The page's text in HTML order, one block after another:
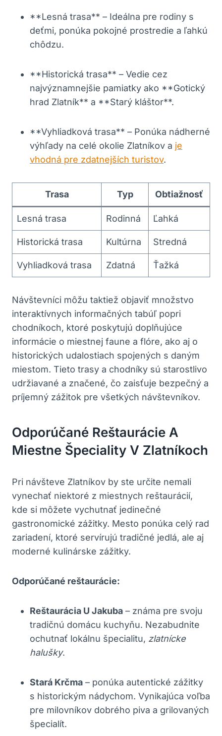
**Lesná trasa** – Ideálna pre rodiny s⁢
deťmi,‍ ponúka pokojné prostredie a ľahkú
chôdzu.
**Historická trasa** – Vedie cez
najvýznamnejšie‌ pamiatky ako **Gotický
hrad Zlatník** a **Starý kláštor**.
**Vyhliadková trasa** – Ponúka nádherné
výhľady ‌na celé okolie Zlatníkov​ a ‌ je
vhodná pre zdatnejších turistov.
Trasa Typ Obtiažnosť
Lesná trasa Rodinná Ľahká
Historická trasa Kultúrna Stredná
Vyhliadková trasa Zdatná Ťažká
Návštevníci môžu taktiež‍ objaviť množstvo
interaktívnych informačných tabúľ popri
⁣chodníkoch, ktoré poskytujú doplňujúce
informácie o miestnej faune a flóre, ako aj o
historických udalostiach spojených s ‍daným
miestom. Tieto trasy a chodníky sú starostlivo
udržiavané a značené, čo zaisťuje ⁣bezpečný a
príjemný zážitok pre všetkých návštevníkov.
Odporúčané ‌reštaurácie A
Miestne Špeciality V Zlatníkoch
Pri návšteve ‍Zlatníkov by ste určite nemali ​
vynechať niektoré⁣ z miestnych‌ reštaurácií,
kde si môžete vychutnať jedinečné
gastronomické zážitky. Mesto ponúka celý rad
zariadení, ktoré servírujú tradičné jedlá, ale aj
moderné kulinárske zážitky.
Odporúčané reštaurácie:
Reštaurácia U Jakuba – známa pre svoju
tradičnú ⁢domácu ‌kuchyňu. Nezabudnite
ochutnať lokálnu špecialitu, zlatnícke
halušky.
Stará Krčma – ⁣ponúka autentické zážitky
s historickým nádychom. Vynikajúca voľba
pre milovníkov dobrého piva a grilovaných
špecialít.